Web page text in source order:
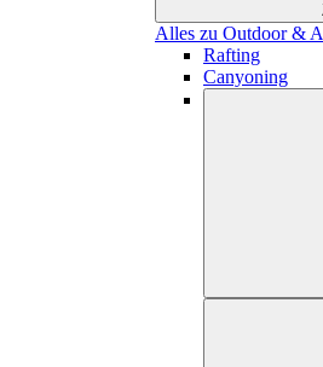
Alles zu Outdoor &
Rafting
Canyoning